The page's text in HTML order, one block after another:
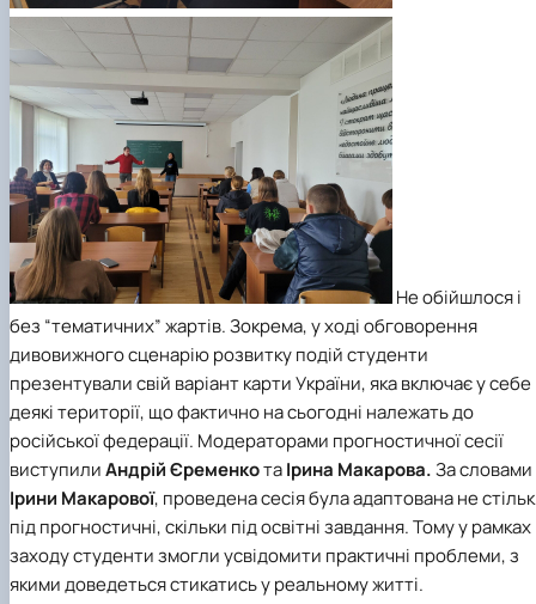
Не обійшлося і
без “тематичних” жартів. Зокрема, у ході обговорення
дивовижного сценарію розвитку подій студенти
презентували свій варіант карти України, яка включає у себе
деякі території, що фактично на сьогодні належать до
російської федерації. Модераторами прогностичної сесії
виступилиАндрій ЄременкотаІрина Макарова.За словами
Ірини Макарової, проведена сесія була адаптована не
під прогностичні, скільки під освітні завдання. Тому у рамках
заходу студенти змогли усвідомити практичні проблеми, з
якими доведеться стикатись у реальному житті.